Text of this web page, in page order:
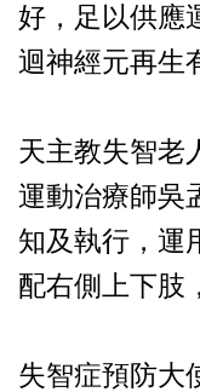
好，足以供應
迴神經元再生
天主教失智老
運動治療師吳
知及執行，運
配右側上下肢
失智症預防大